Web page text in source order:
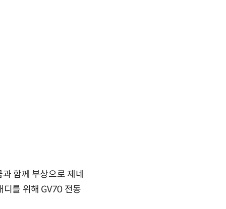
함께 부상으로 제네
를 위해 GV70 전동